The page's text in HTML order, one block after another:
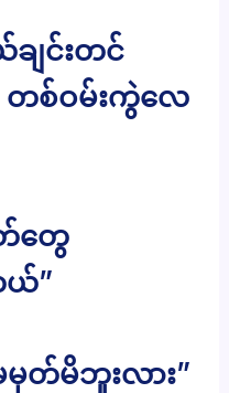
ျင်းတင်
စ်ဝမ်းကွဲလေ
တ်တွေ
ယ်”
တ်မိဘူးလား”